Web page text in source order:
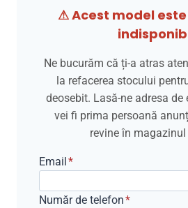
⚠ Acest model
Ne bucurăm că ți-a atras
la refacerea stocului
deosebit. Lasă-ne adresa
vei fi prima persoană
revine în
Email*
Număr de telefon*